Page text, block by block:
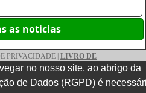
as noticias
PRIVACIDADE LIVRO DE
| FAQS
1997-2026 © Motonews | All rights reserved.
no nosso site, ao abrigo da
de Dados (RGPD) é